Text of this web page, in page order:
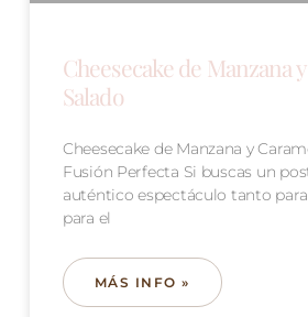
Cheesecake de Manzana
Salado
Cheesecake de Manzana y
Fusión Perfecta Si buscas un
auténtico espectáculo tanto
para el
MÁS INFO »